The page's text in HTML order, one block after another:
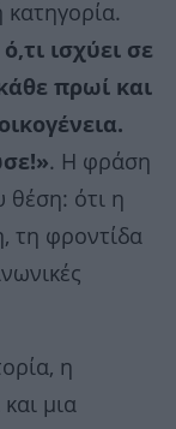
κατηγορία.
ισχύει σε
πρωί και
. Η φράση
θέση: ότι η
τη φροντίδα
η
μια